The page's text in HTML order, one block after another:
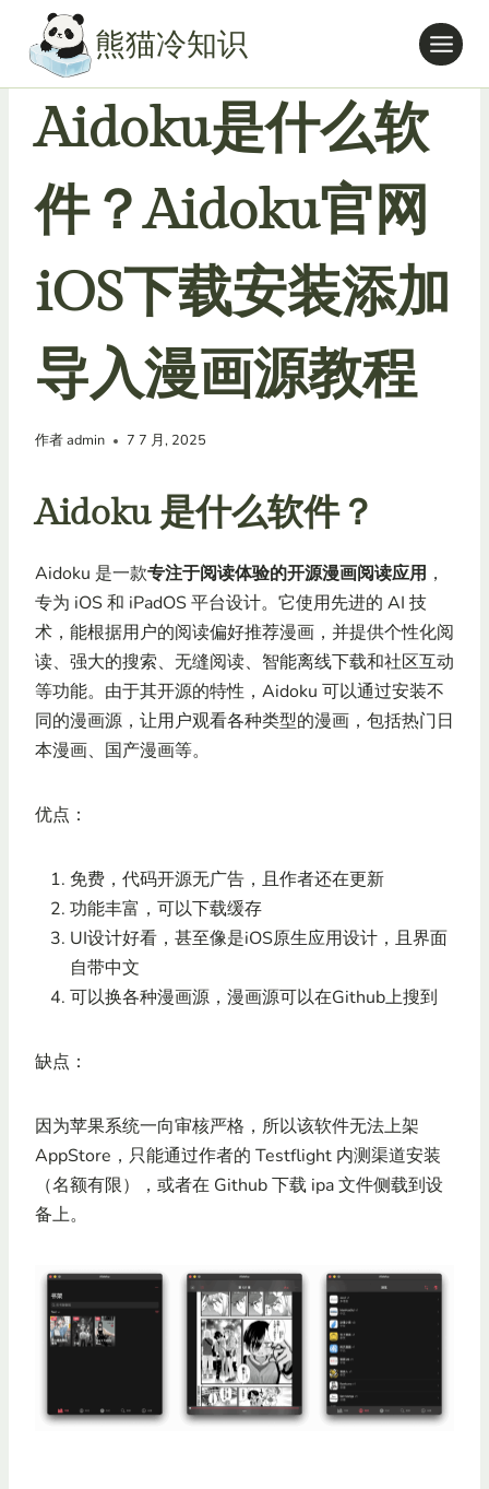
熊猫冷知识
海量ACG资源
Aidoku是什么软
件？Aidoku官网
iOS下载安装添加
导入漫画源教程
作者admin 7 7 月, 2025
Aidoku 是什么软件？
Aidoku 是一款专注于阅读体验的开源漫画阅读应用 ，
专为 iOS 和 iPadOS 平台设计。它使用先进的 AI 技
术，能根据用户的阅读偏好推荐漫画，并提供个性化阅
读、强大的搜索、无缝阅读、智能离线下载和社区互动
等功能。由于其开源的特性，Aidoku 可以通过安装不
同的漫画源，让用户观看各种类型的漫画，包括热门日
本漫画、国产漫画等。
优点：
免费，代码开源无广告，且作者还在更新
功能丰富，可以下载缓存
UI设计好看，甚至像是iOS原生应用设计，且界面
自带中文
可以换各种漫画源，漫画源可以在Github上搜到
缺点：
因为苹果系统一向审核严格，所以该软件无法上架
AppStore，只能通过作者的 Testflight 内测渠道安装
（名额有限），或者在 Github 下载 ipa 文件侧载到设
备上。